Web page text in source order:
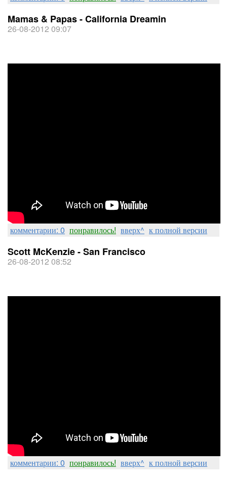
Mamas & Papas - California Dreamin
26-08-2012 09:07
комментарии: 0 понравилось! вверх^ к полной версии
Scott McKenzie - San Francisco
26-08-2012 08:52
комментарии: 0 понравилось! вверх^ к полной версии